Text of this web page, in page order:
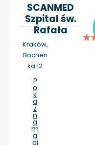
SCANMED
Szpital św.
Rafała
Kraków,
Bochen
ka 12
P
o
k
a
ż
n
a
m
a
pi